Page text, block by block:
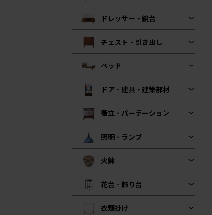
ドレッサー・鏡台
チェスト・引き出し
ベッド
ドア・建具・建築部材
衝立・パーテーション
照明・ランプ
火鉢
花台・飾り台
衣類掛け